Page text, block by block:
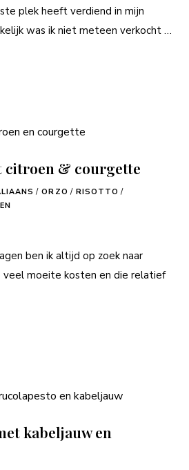
plek heeft verdiend in mijn
was ik niet meteen verkocht …
citroen & courgette
/ ORZO / RISOTTO /
ben ik altijd op zoek naar
moeite kosten en die relatief
kabeljauw en